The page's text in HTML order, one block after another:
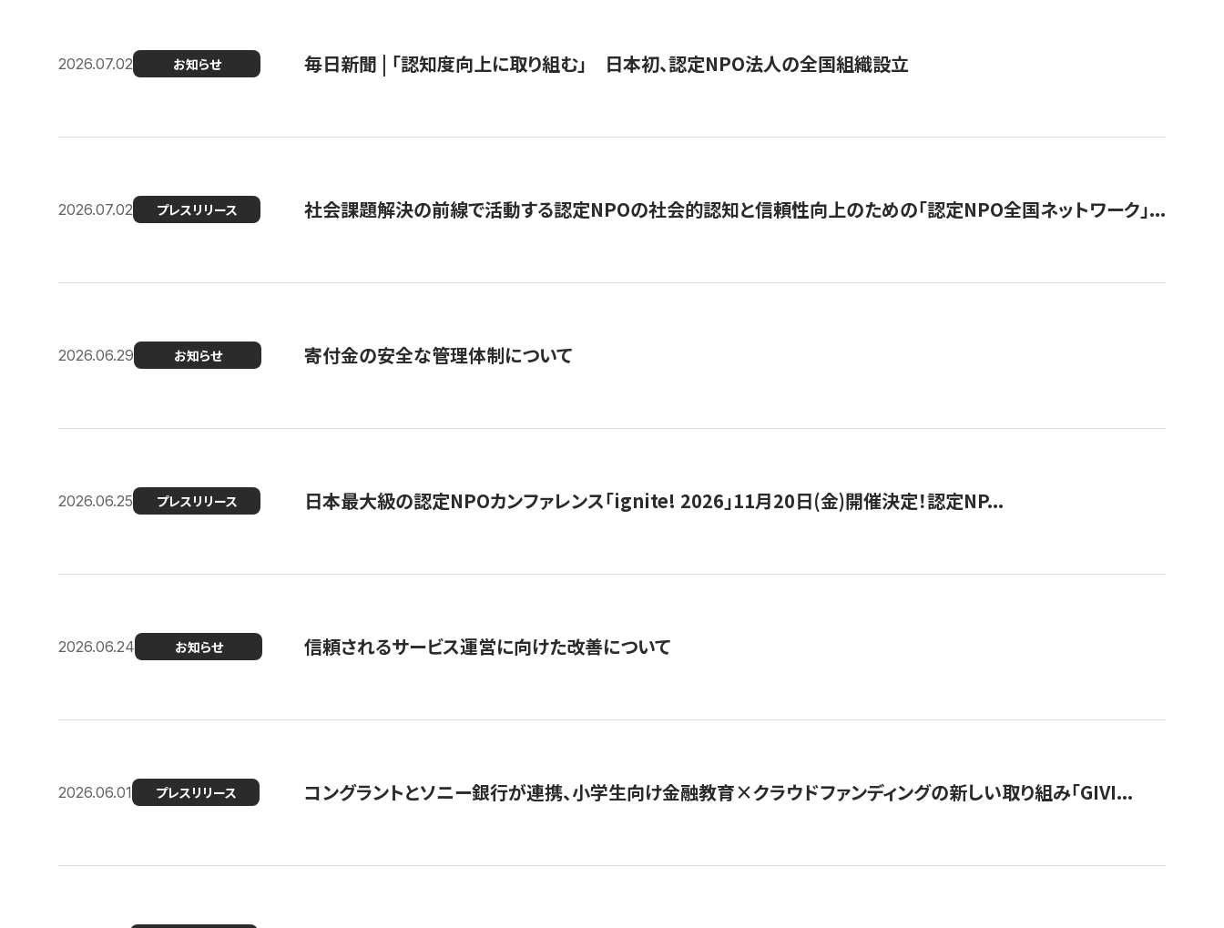
2026.07.02 お知らせ 毎日新聞 | 「認知度向上に取り組む」 日本初、認定NPO法人の全国組織設立
2026.07.02 プレスリリース 社会課題解決の前線で活動する認定NPOの社会的認知と信頼性向上のための「認定NPO全国ネットワーク」...
2026.06.29 お知らせ 寄付金の安全な管理体制について
2026.06.25 プレスリリース 日本最大級の認定NPOカンファレンス「ignite! 2026」11月20日(金)開催決定！認定NP...
2026.06.24 お知らせ 信頼されるサービス運営に向けた改善について
2026.06.01 プレスリリース コングラントとソニー銀行が連携、小学生向け金融教育×クラウドファンディングの新しい取り組み「GIVI...